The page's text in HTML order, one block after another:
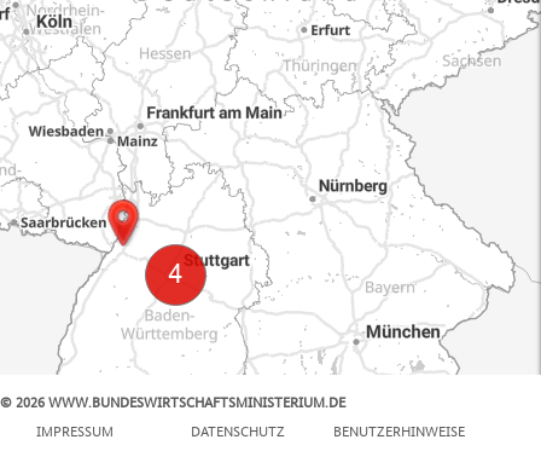
© 2026 WWW.BUNDESWIRTSCHAFTSMINISTERIUM.DE
IMPRESSUM
DATENSCHUTZ BENUTZERHINWEISE